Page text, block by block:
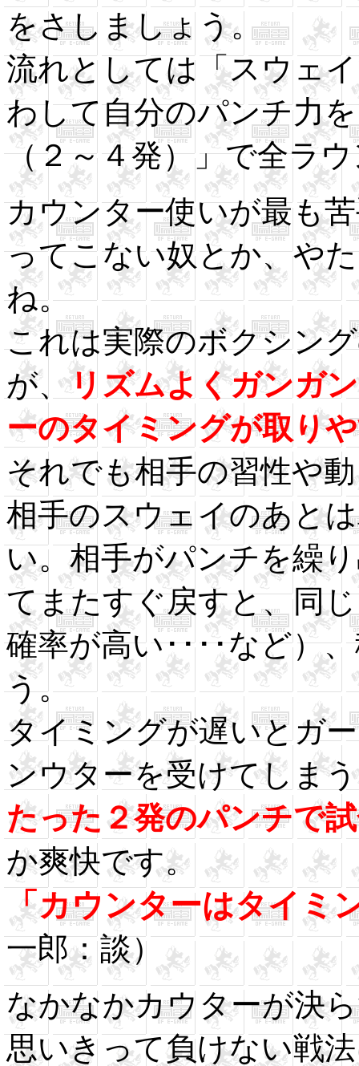
をさしましょう。
流れとしては「スウェ
わして自分のパンチ力
（２～４発）」で全ラ
カウンター使いが最も
ってこない奴とか、や
ね。
これは実際のボクシン
が、リズムよくガンガ
ーのタイミングが取り
それでも相手の習性や
相手のスウェイのあと
い。相手がパンチを繰
てまたすぐ戻すと、同
確率が高い････など）
う。
タイミングが遅いとガ
ンウターを受けてしま
たった２発のパンチで
か爽快です。
「カウンターはタイミ
一郎：談）
なかなかカウターが決
思いきって負けない戦